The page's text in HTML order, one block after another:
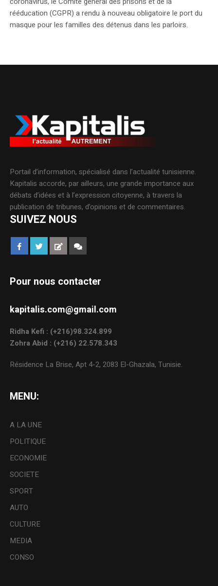
rééducation (CGPR) a rendu à nouveau obligatoire le port du
masque pour les familles des détenus dans les parloirs.
Portail d’information, spécialisé dans l’actualité tunisienne.
Kapitalis accorde, par ailleurs, une grande importance aux
débats d’idées et à l’expression citoyenne, à travers la
publication de tribunes, d’opinions et de commentaires.
SUIVEZ NOUS
Pour nous contacter
kapitalis.com@gmail.com
Ridha Kefi : (+216)98.324.899
Zohra Abid : (+216) 22.578.343
Résidence La Brise, Apt 4-2, 2083 El-Ghazala, Tunisie.
MENU:
A LA UNE
POLITIQUE
ECONOMIE
SOCIETE
SPORT
AUTO
CULTURE
MEDIA
CONSO